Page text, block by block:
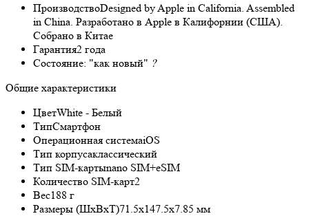
ПроизводствоDesigned by Apple in California. Assembled
in China. Разработано в Apple в Калифорнии (США).
Собрано в Китае
Гарантия2 года
Состояние: "как новый" ?
Общие характеристики
ЦветWhite - Белый
ТипСмартфон
Операционная системаiOS
Тип корпусаклассический
Тип SIM-картыnano SIM+eSIM
Количество SIM-карт2
Вес188 г
Размеры (ШxВxТ)71.5x147.5x7.85 мм